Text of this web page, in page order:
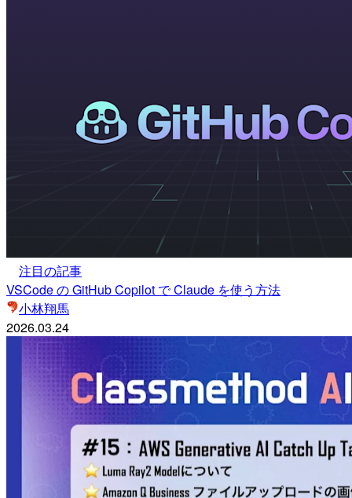
注目の記事
VSCode の GitHub Copilot で Claude を使う方法
小林翔馬
2026.03.24